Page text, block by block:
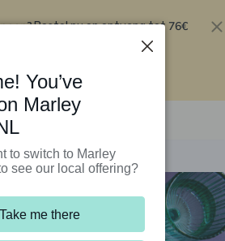
Bestel nu en ontvang tot 76€
You’ve
Marley
to switch to Marley
see our local offering?
Take me there